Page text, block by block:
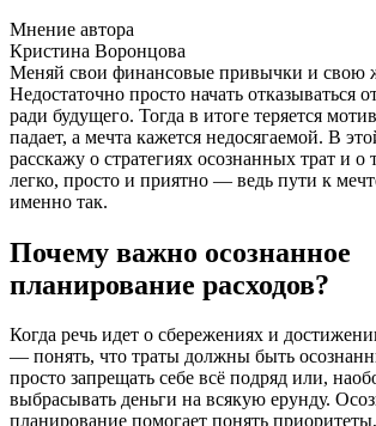
Мнение автора
Кристина Воронцова
Меняй свои финансовые привычки и свою
Недостаточно просто начать отказываться
ради будущего. Тогда в итоге теряется
падает, а мечта кажется недосягаемой. В
расскажу о стратегиях осознанных трат и о
легко, просто и приятно — ведь пути к
именно так.
Почему важно осознанное
планирование расходов?
Когда речь идет о сбережениях и
— понять, что траты должны быть
просто запрещать себе всё подряд или,
выбрасывать деньги на всякую ерунду.
планирование помогает понять